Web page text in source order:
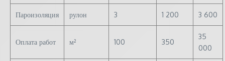
Пароизоляция рулон 3 1 200 3 600
Оплата работ м² 100 350
35
000